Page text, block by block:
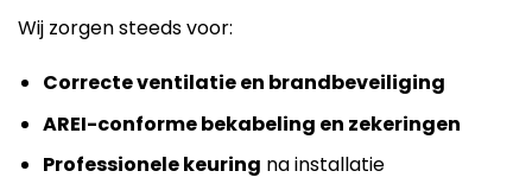
Wij zorgen steeds voor:
Correcte ventilatie en brandbeveiliging
AREI-conforme bekabeling en zekeringen
Professionele keuring na installatie